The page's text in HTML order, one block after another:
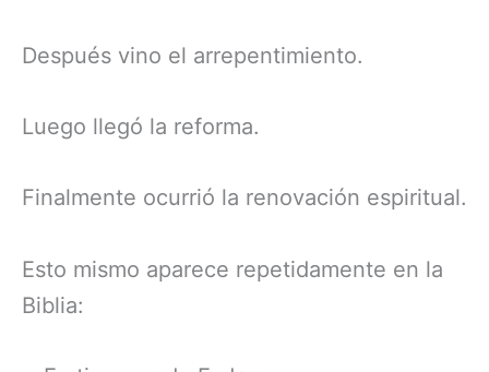
Después vino el arrepentimiento.
Luego llegó la reforma.
Finalmente ocurrió la renovación espiritual.
Esto mismo aparece repetidamente en la
Biblia: